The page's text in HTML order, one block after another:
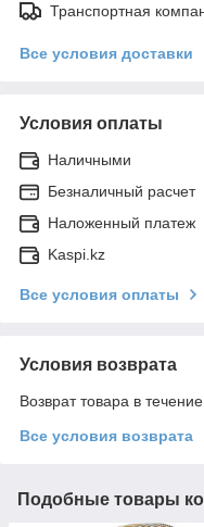
Транспортная
Все условия доставки
Условия оплаты
Наличными
Безналичный расчет
Наложенный платеж
Kaspi.kz
Все условия оплаты
Условия возврата
Возврат товара в
Все условия возврата
Подобные товары